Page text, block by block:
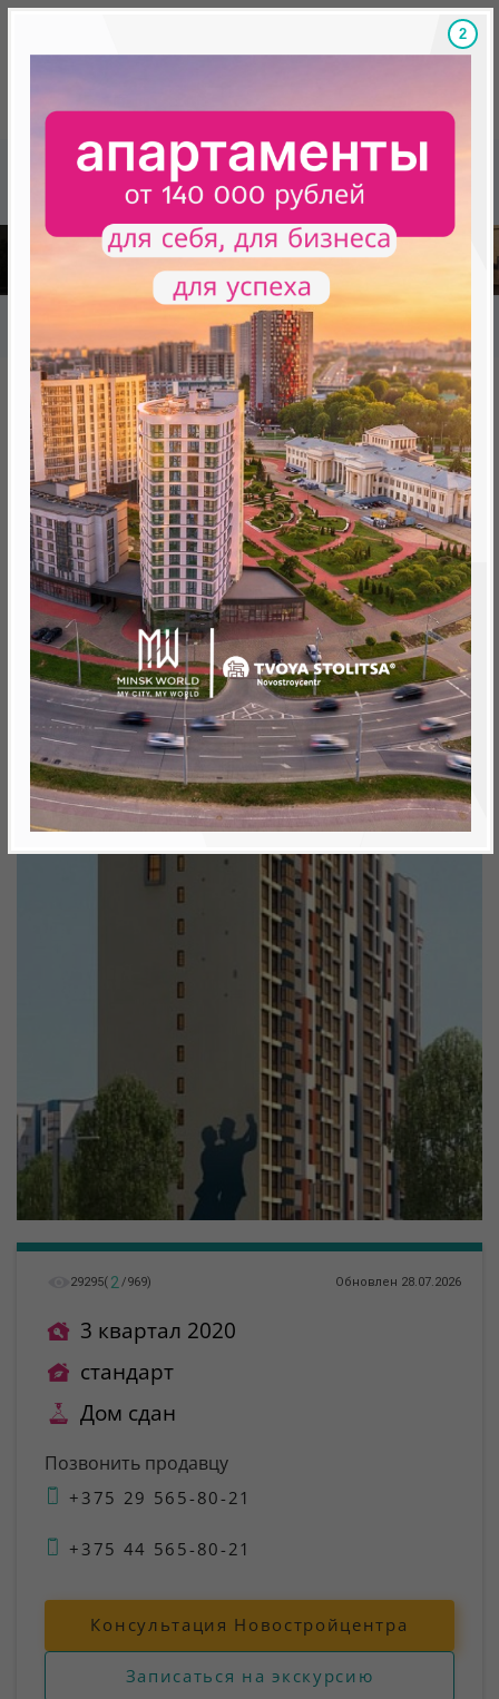
Скидки на новостройки, бонусы Готовые
База новостроек Минска «Минск Мир»
20.1 «Танго», квартал «Мировые танцы»
20.1 «Танго», квартал
«Мировые танцы»
нет в продаже
Минск, Октябрьский, ул. Брилевская
метро «Ковальская Слобода», 566 м
29295( 2 /969) Обновлен 28.07.2026
3 квартал 2020
стандарт
Дом сдан
Позвонить продавцу
+375 29 565-80-21
+375 44 565-80-21
Консультация Новостройцентра
Записаться на экскурсию
1